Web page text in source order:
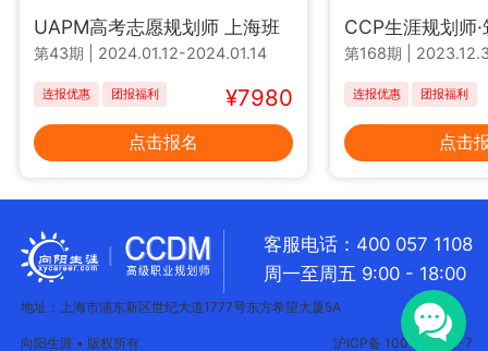
UAPM高考志愿规划师 上海班
第43期 2024.01.12-2024.01.14
连报优惠 团报福利 ¥7980
点击报名
CCP生涯规划师
第168期
连报优惠 团报福利
点击
客服电话：400 057 1108
周一至周五 9:00 - 18:00
地址：上海市浦东新区世纪大道1777号东方希望大厦5A
向阳生涯 • 版权所有 沪ICP备 10018957号-7